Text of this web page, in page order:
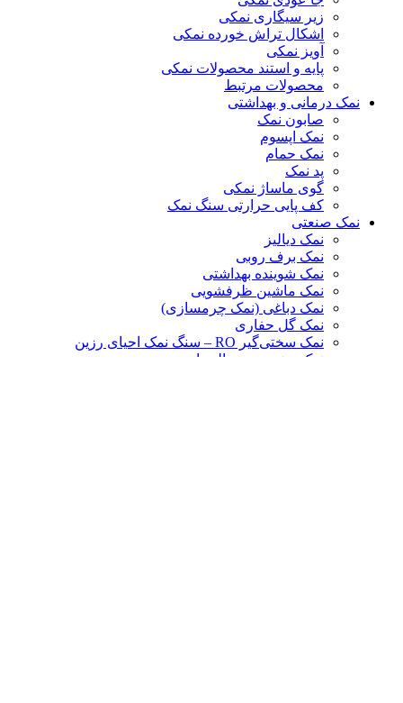
زیر سیگاری نمکی
اشکال تراش خورده نمکی
آویز نمکی
پایه و استند محصولات نمکی
محصولات مرتبط
نمک درمانی و بهداشتی
صابون نمک
نمک اپسوم
نمک حمام
پد نمک
گوی ماساژ نمکی
کف پایی حرارتی سنگ نمک
نمک صنعتی
نمک دیالیز
نمک برف روبی
نمک شوینده بهداشتی
نمک ماشین ظرفشویی
نمک دباغی (نمک چرمسازی)
نمک گل حفاری
نمک سختی‌گیر RO – سنگ نمک احیای رزین
نمک مخصوص سالت اسپری